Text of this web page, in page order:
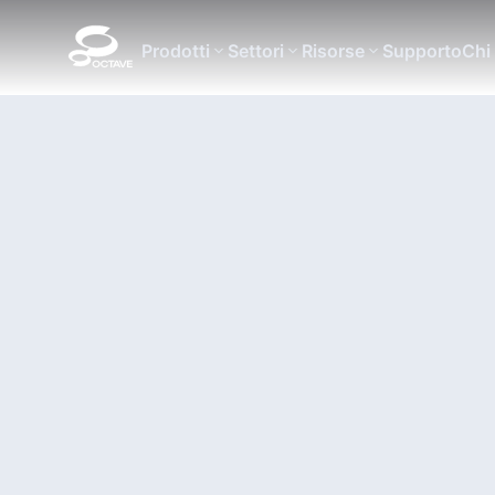
Prodotti Settori Risorse SupportoChi